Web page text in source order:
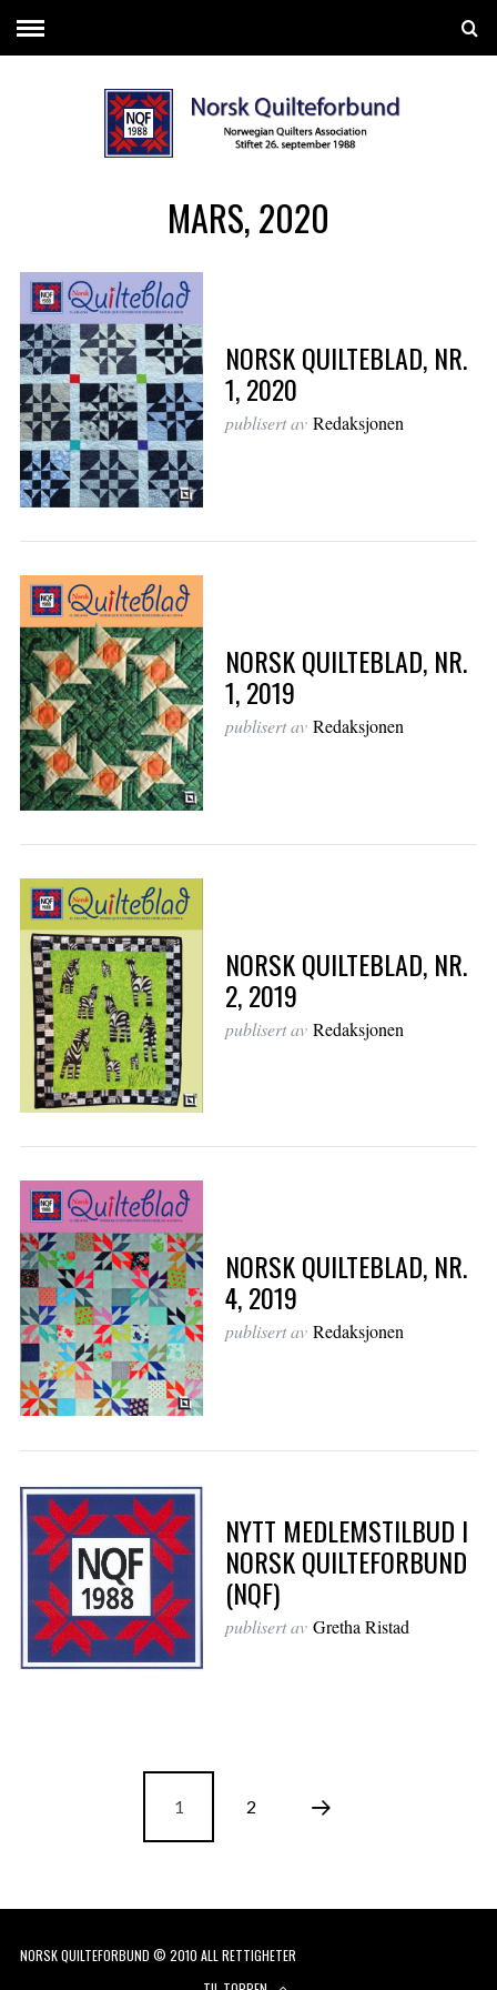
MARS, 2020
NORSK QUILTEBLAD, NR.
1, 2020
publisert av Redaksjonen
NORSK QUILTEBLAD, NR.
1, 2019
publisert av Redaksjonen
NORSK QUILTEBLAD, NR.
2, 2019
publisert av Redaksjonen
NORSK QUILTEBLAD, NR.
4, 2019
publisert av Redaksjonen
NYTT MEDLEMSTILBUD I
NORSK QUILTEFORBUND
(NQF)
publisert av Gretha Ristad
1 2
NORSK QUILTEFORBUND © 2010 ALL RETTIGHETER